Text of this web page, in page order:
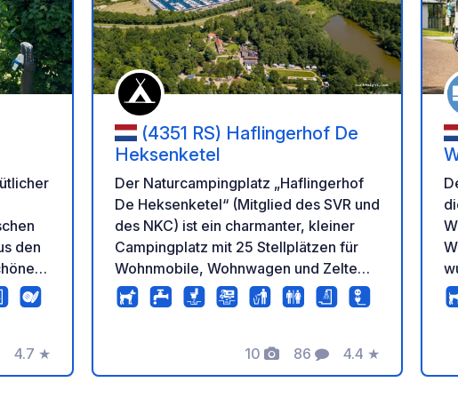
den
sorgt
des
4.7
Bewertung
★
(4351 RS) Haflingerhof De
Heksenketel
Der Naturcampingplatz „Haflingerhof
De Heksenketel“ (Mitglied des SVR und
des NKC) ist ein charmanter, kleiner
Campingplatz mit 25 Stellplätzen für
Wohnmobile, Wohnwagen und Zelte
(Wanderzelte), eingebettet in eine
windgeschützte Grünanlage. Die
gepflastert und verfügen über einen
Trinkwasserhahn, einen 16-Ampere-
10
Fotos
86
Kommentare
4.4
Bewertung
★